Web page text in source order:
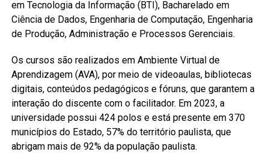
em Tecnologia da Informação (BTI), Bacharelado em
Ciência de Dados, Engenharia de Computação, Engenharia
de Produção, Administração e Processos Gerenciais.
Os cursos são realizados em Ambiente Virtual de
Aprendizagem (AVA), por meio de videoaulas, bibliotecas
digitais, conteúdos pedagógicos e fóruns, que garantem a
interação do discente com o facilitador. Em 2023, a
universidade possui 424 polos e está presente em 370
municípios do Estado, 57% do território paulista, que
abrigam mais de 92% da população paulista.